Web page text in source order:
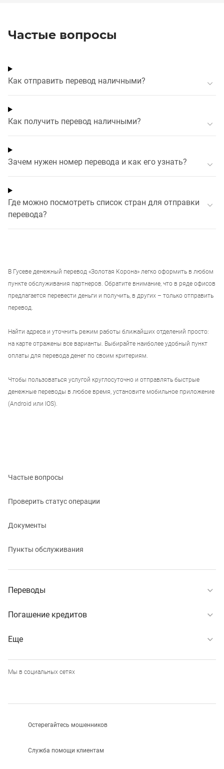
Частые вопросы
Как отправить перевод наличными?
Как получить перевод наличными?
Зачем нужен номер перевода и как его узнать?
Где можно посмотреть список стран для отправки
перевода?
В Гусеве денежный перевод «Золотая Корона» легко оформить в любом
пункте обслуживания партнеров. Обратите внимание, что в ряде офисов
предлагается перевести деньги и получить, в других – только отправить
перевод.
Найти адреса и уточнить режим работы ближайших отделений просто:
на карте отражены все варианты. Выбирайте наиболее удобный пункт
оплаты для перевода денег по своим критериям.
Чтобы пользоваться услугой круглосуточно и отправлять быстрые
денежные переводы в любое время, установите мобильное приложение
(Android или IOS).
Частые вопросы
Проверить статус операции
Документы
Пункты обслуживания
Переводы
Погашение кредитов
Еще
Мы в социальных сетях
Остерегайтесь мошенников
Служба помощи клиентам